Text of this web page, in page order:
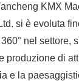
KMX
si è evoluta
nel settore,
produzione di
e la